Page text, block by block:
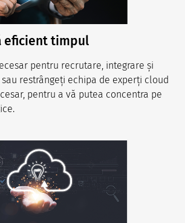
eficient timpul
pentru recrutare, integrare și
restrângeți echipa de experți cloud
pentru a vă putea concentra pe